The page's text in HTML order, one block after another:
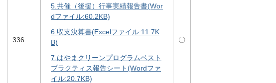
336
5.共催（後援）行事実績報告書(Wor
dファイル:60.2KB)
6.収支決算書(Excelファイル:11.7K
B)
7.はやまクリーンプログラムベスト
プラクティス報告シート(Wordファ
イル:20.7KB)
〇